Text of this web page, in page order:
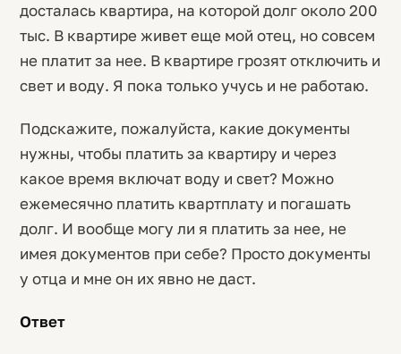
досталась квартира, на которой долг около 200
тыс. В квартире живет еще мой отец, но совсем
не платит за нее. В квартире грозят отключить и
свет и воду. Я пока только учусь и не работаю.
Подскажите, пожалуйста, какие документы
нужны, чтобы платить за квартиру и через
какое время включат воду и свет? Можно
ежемесячно платить квартплату и погашать
долг. И вообще могу ли я платить за нее, не
имея документов при себе? Просто документы
у отца и мне он их явно не даст.
Ответ